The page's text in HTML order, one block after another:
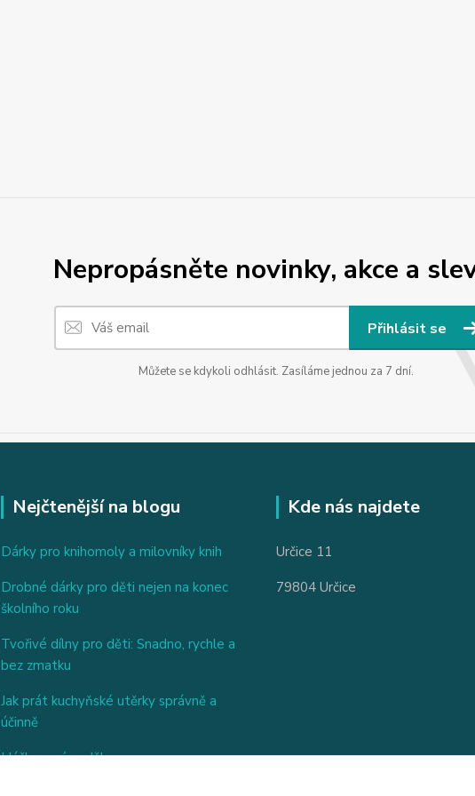
Nepropásněte novinky, akce a
Přihlásit se
Můžete se kdykoli odhlásit. Zasíláme jednou za 7 dní.
Nejčtenější na blogu
Dárky pro knihomoly a milovníky knih
Drobné dárky pro děti nejen na konec
školního roku
Tvořivé dílny pro děti: Snadno, rychle a
bez zmatku
Jak prát kuchyňské utěrky správně a
účinně
Háčkovaný anděl
Kde nás najdete
Určice 11
79804 Určice